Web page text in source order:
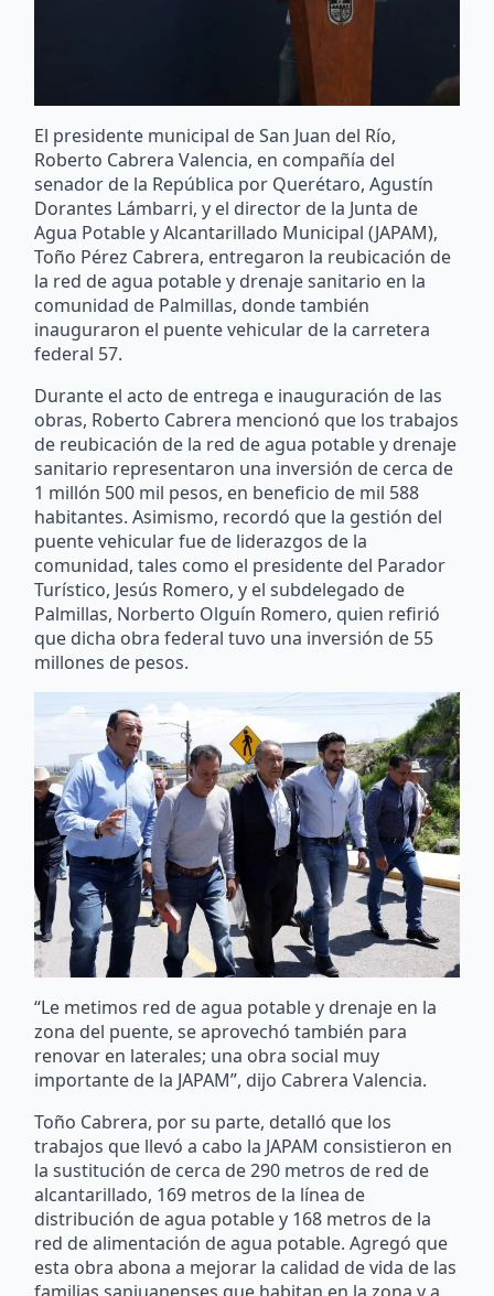
El presidente municipal de San Juan del Río,
Roberto Cabrera Valencia, en compañía del
senador de la República por Querétaro, Agustín
Dorantes Lámbarri, y el director de la Junta de
Agua Potable y Alcantarillado Municipal (JAPAM),
Toño Pérez Cabrera, entregaron la reubicación de
la red de agua potable y drenaje sanitario en la
comunidad de Palmillas, donde también
inauguraron el puente vehicular de la carretera
federal 57.
Durante el acto de entrega e inauguración de las
obras, Roberto Cabrera mencionó que los trabajos
de reubicación de la red de agua potable y drenaje
sanitario representaron una inversión de cerca de
1 millón 500 mil pesos, en beneficio de mil 588
habitantes. Asimismo, recordó que la gestión del
puente vehicular fue de liderazgos de la
comunidad, tales como el presidente del Parador
Turístico, Jesús Romero, y el subdelegado de
Palmillas, Norberto Olguín Romero, quien refirió
que dicha obra federal tuvo una inversión de 55
millones de pesos.
“Le metimos red de agua potable y drenaje en la
zona del puente, se aprovechó también para
renovar en laterales; una obra social muy
importante de la JAPAM”, dijo Cabrera Valencia.
Toño Cabrera, por su parte, detalló que los
trabajos que llevó a cabo la JAPAM consistieron en
la sustitución de cerca de 290 metros de red de
alcantarillado, 169 metros de la línea de
distribución de agua potable y 168 metros de la
red de alimentación de agua potable. Agregó que
esta obra abona a mejorar la calidad de vida de las